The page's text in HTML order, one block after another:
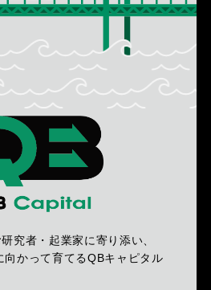
究者・起業家に寄り添い、
向かって育てるQBキャピタル